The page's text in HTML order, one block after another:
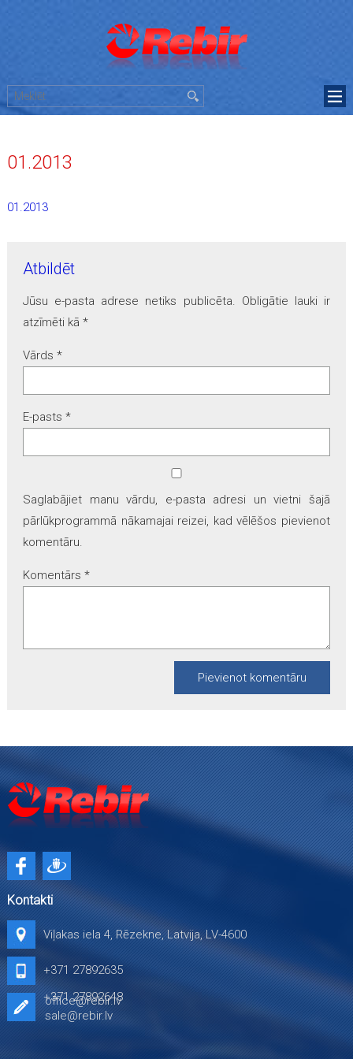
01.2013
01.2013
Atbildēt
Jūsu e-pasta adrese netiks publicēta. Obligātie lauki ir
atzīmēti kā *
Vārds *
E-pasts *
Saglabājiet manu vārdu, e-pasta adresi un vietni šajā
pārlūkprogrammā nākamajai reizei, kad vēlēšos pievienot
komentāru.
Komentārs *
Kontakti
Viļakas iela 4, Rēzekne, Latvija, LV-4600
+371 27892635
+371 27892648
office@rebir.lv
sale@rebir.lv